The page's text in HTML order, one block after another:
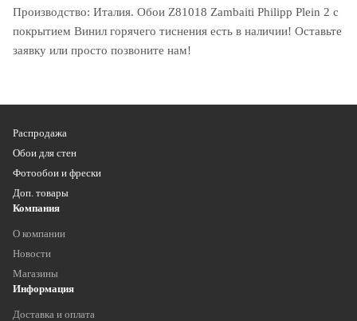
Производство: Италия. Обои Z81018 Zambaiti Philipp Plein 2 с
покрытием Винил горячего тиснения есть в наличии! Оставьте
заявку или просто позвоните нам!
Распродажа
Обои для стен
Фотообои и фрески
Доп. товары
Компания
О компании
Новости
Магазины
Информация
Доставка и оплата